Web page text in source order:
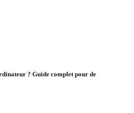
? Guide complet pour de